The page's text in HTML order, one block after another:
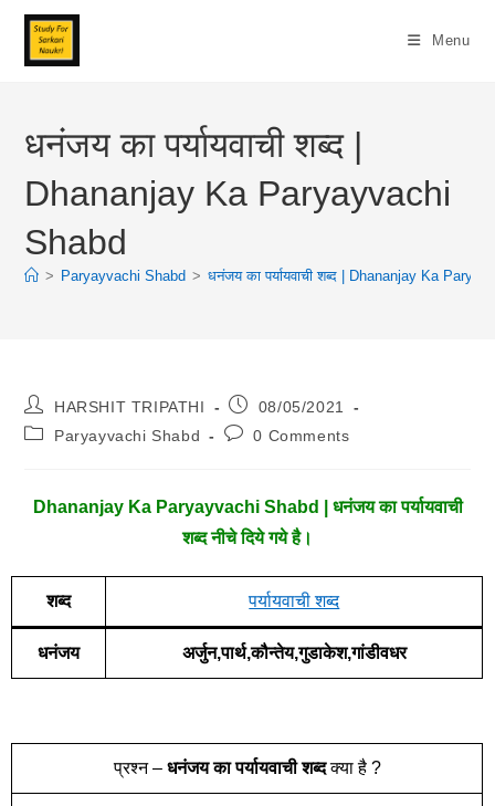
Skip
Content
Menu
धनंजय का पर्यायवाची शब्द |
Dhananjay Ka Paryayvachi
Shabd
> Paryayvachi Shabd > धनंजय का पर्यायवाची शब्द | Dhananjay Ka
Post
Author:
HARSHIT TRIPATHI
Post
Published:
08/05/2021
PostParyayvachi Shabd
Post0 Comments
Dhananjay Ka Paryayvachi Shabd | धनंजय का पर्यायवाची
शब्द नीचे दिये गये है।
शब्द पर्यायवाची शब्द
धनंजय अर्जुन,पार्थ,कौन्तेय,गुडाकेश,गांडीवधर
प्रश्न – धनंजय का पर्यायवाची शब्दक्या है ?